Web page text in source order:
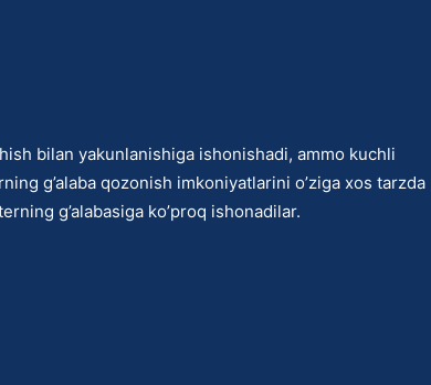
bilan yakunlanishiga ishonishadi, ammo kuchli
g’alaba qozonish imkoniyatlarini o’ziga xos tarzda
g’alabasiga ko’proq ishonadilar.